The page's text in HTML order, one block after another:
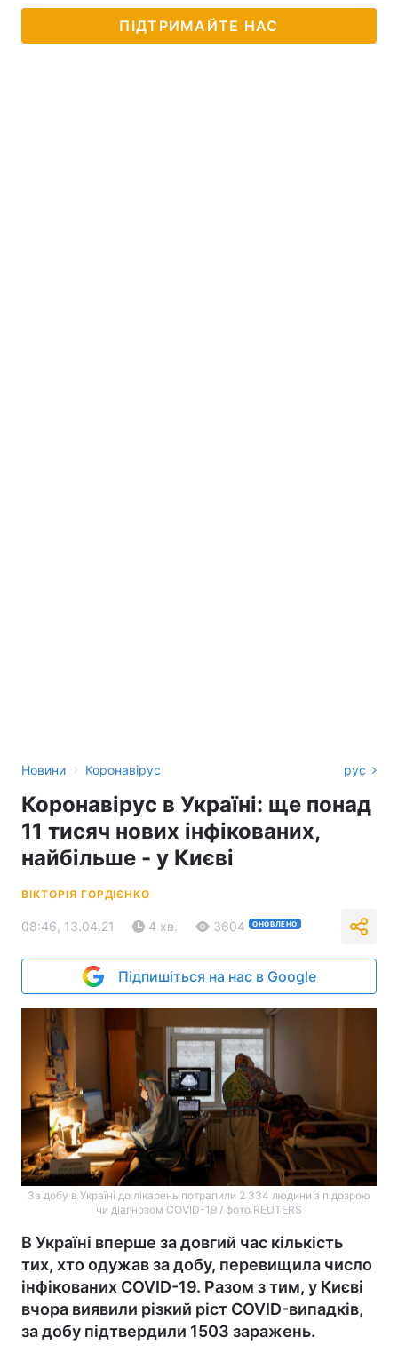
ПІДТРИМАЙТЕ НАС
Новини › Коронавірус рус
Коронавірус в Україні: ще понад
11 тисяч нових інфікованих,
найбільше - у Києві
ВІКТОРІЯ ГОРДІЄНКО
08:46, 13.04.21 4 хв. 3604 ОНОВЛЕНО
Підпишіться на нас в Google
За добу в Україні до лікарень потрапили 2 334 людини з підозрою
чи діагнозом COVID-19 / фото REUTERS
В Україні вперше за довгий час кількість
тих, хто одужав за добу, перевищила число
інфікованих COVID-19. Разом з тим, у Києві
вчора виявили різкий ріст COVID-випадків,
за добу підтвердили 1503 заражень.